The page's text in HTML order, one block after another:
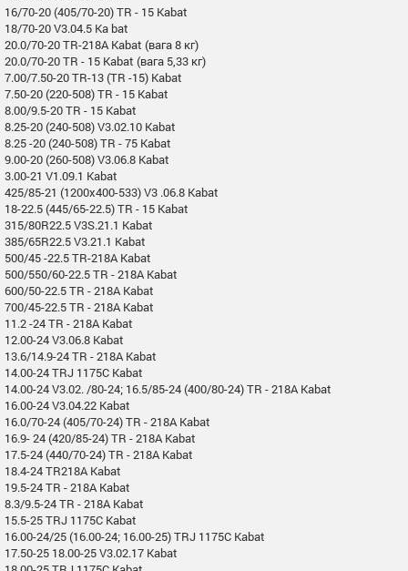
16/70-20 (405/70-20) TR - 15 Kabat
18/70-20 V3.04.5 Ka bat
20.0/70-20 TR-218A Kabat (вага 8 кг)
20.0/70-20 TR - 15 Kabat (вага 5,33 кг)
7.00/7.50-20 TR-13 (TR -15) Kabat
7.50-20 (220-508) TR - 15 Kabat
8.00/9.5-20 TR - 15 Kabat
8.25-20 (240-508) V3.02.10 Kabat
8.25 -20 (240-508) TR - 75 Kabat
9.00-20 (260-508) V3.06.8 Kabat
3.00-21 V1.09.1 Kabat
425/85-21 (1200x400-533) V3 .06.8 Kabat
18-22.5 (445/65-22.5) TR - 15 Kabat
315/80R22.5 V3S.21.1 Kabat
385/65R22.5 V3.21.1 Kabat
500/45 -22.5 TR-218A Kabat
500/550/60-22.5 TR - 218A Kabat
600/50-22.5 TR - 218A Kabat
700/45-22.5 TR - 218A Kabat
11.2 -24 TR - 218A Kabat
12.00-24 V3.06.8 Kabat
13.6/14.9-24 TR - 218A Kabat
14.00-24 TRJ 1175C Kabat
14.00-24 V3.02. /80-24; 16.5/85-24 (400/80-24) TR - 218A Kabat
16.00-24 V3.04.22 Kabat
16.0/70-24 (405/70-24) TR - 218A Kabat
16.9- 24 (420/85-24) TR - 218A Kabat
17.5-24 (440/70-24) TR - 218A Kabat
18.4-24 TR218A Kabat
19.5-24 TR - 218A Kabat
8.3/9.5-24 TR - 218A Kabat
15.5-25 TRJ 1175C Kabat
16.00-24/25 (16.00-24; 16.00-25) TRJ 1175C Kabat
17.50-25 18.00-25 V3.02.17 Kabat